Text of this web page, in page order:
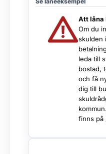
Att låna
Om du
skulden
leda till
bostad,
och få
dig till
finns på